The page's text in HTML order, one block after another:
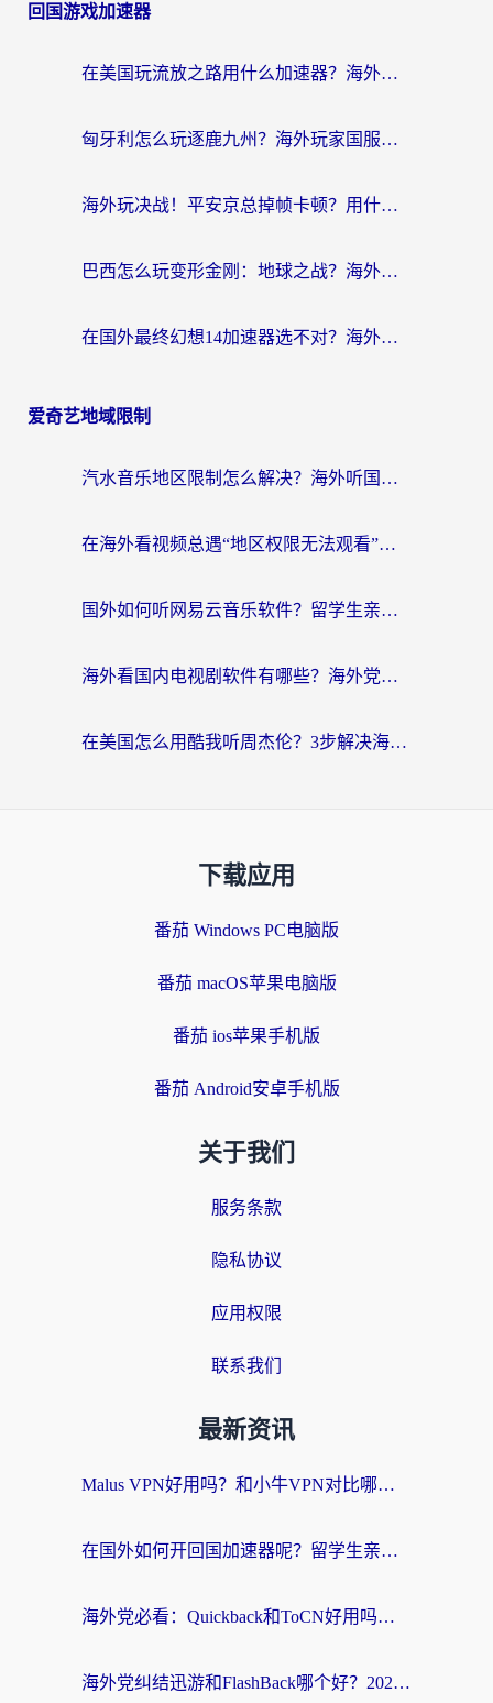
回国游戏加速器
在美国玩流放之路用什么加速器？海外党国服游戏不卡顿的终极攻略
匈牙利怎么玩逐鹿九州？海外玩家国服游戏加速器终极指南（附永劫无间荣耀新三国解决方案）
海外玩决战！平安京总掉帧卡顿？用什么加速器比较好？实测指南来了
巴西怎么玩变形金刚：地球之战？海外玩家国服游戏加速终极指南（附新诛仙延迟密室逃脱18解决办法）
在国外最终幻想14加速器选不对？海外玩家的国服游戏加速避坑指南
爱奇艺地域限制
汽水音乐地区限制怎么解决？海外听国内音乐的实用指南来了
在海外看视频总遇“地区权限无法观看”？这篇攻略帮你轻松解锁国内影视动漫
国外如何听网易云音乐软件？留学生亲测有效的回国加速方案
海外看国内电视剧软件有哪些？海外党专属追剧指南来了
在美国怎么用酷我听周杰伦？3步解决海外听歌地域限制，附QQ音乐网易云通用技巧
下载应用
番茄 Windows PC电脑版
番茄 macOS苹果电脑版
番茄 ios苹果手机版
番茄 Android安卓手机版
关于我们
服务条款
隐私协议
应用权限
联系我们
最新资讯
Malus VPN好用吗？和小牛VPN对比哪个回国效果更好？海外党亲测实用指南
在国外如何开回国加速器呢？留学生亲测的无缝访问国内资源指南
海外党必看：Quickback和ToCN好用吗？3分钟选对回国加速器的实用指南
海外党纠结迅游和FlashBack哪个好？2026实用指南教你选对回国加速器